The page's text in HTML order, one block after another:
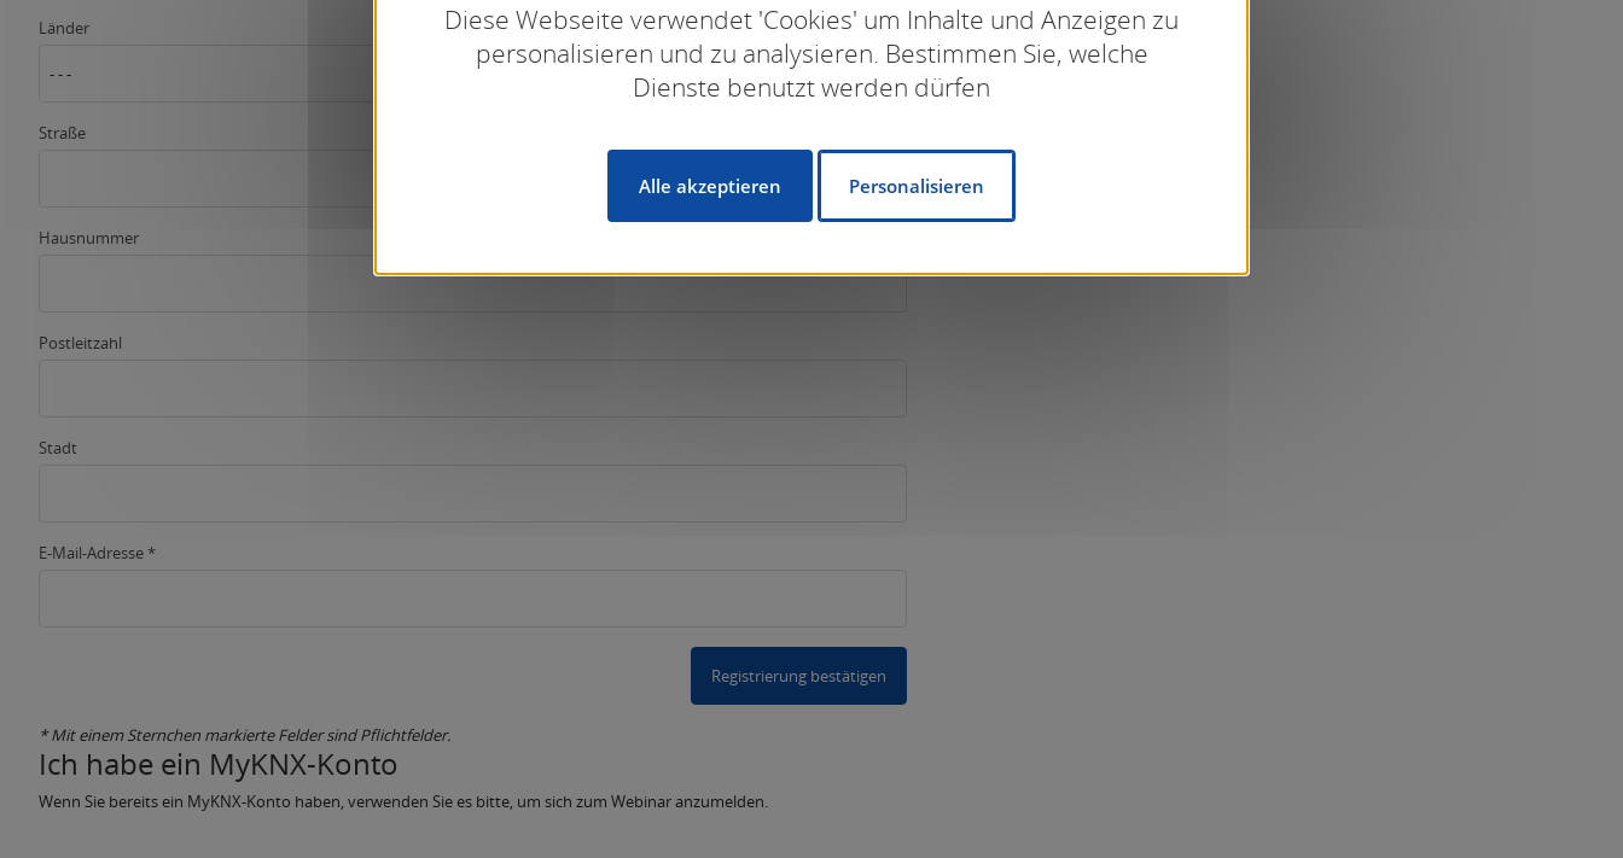
Länder
- - -
Straße
Hausnummer
Postleitzahl
Stadt
E-Mail-Adresse *
Registrierung bestätigen
* Mit einem Sternchen markierte Felder sind Pflichtfelder.
Ich habe ein MyKNX-Konto
Wenn Sie bereits ein MyKNX-Konto haben, verwenden Sie es bitte, um sich zum Webinar anzumelden.
Diese Webseite verwendet 'Cookies' um Inhalte und Anzeigen zu
personalisieren und zu analysieren. Bestimmen Sie, welche
Dienste benutzt werden dürfen
Alle akzeptieren Personalisieren